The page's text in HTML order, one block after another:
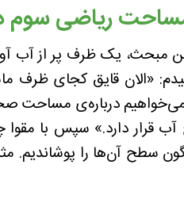
ریاضی سوم
مبحث، یک ظرف پر از آب
«الان قایق کجای
می‌خواهیم درباره‌ی
قرار دارد.» سپس با
سطح آن‌ها را